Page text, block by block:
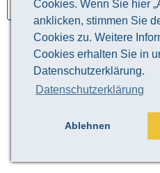
Cookies. Wenn Sie hier
anklicken, stimmen Sie
Cookies zu. Weitere
Cookies erhalten Sie in
Datenschutzerklärung.
Datenschutzerklärung
Ablehnen